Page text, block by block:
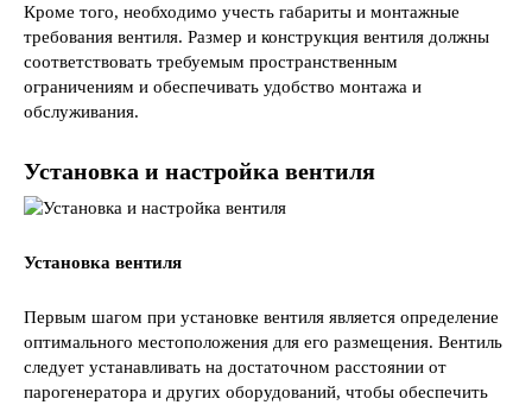
Кроме того, необходимо учесть габариты и монтажные
требования вентиля. Размер и конструкция вентиля должны
соответствовать требуемым пространственным
ограничениям и обеспечивать удобство монтажа и
обслуживания.
Установка и настройка вентиля
Установка вентиля
Первым шагом при установке вентиля является определение
оптимального местоположения для его размещения. Вентиль
следует устанавливать на достаточном расстоянии от
парогенератора и других оборудований, чтобы обеспечить